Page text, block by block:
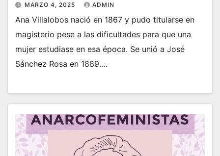
MARZO 4, 2025 ADMIN
Ana Villalobos nació en 1867 y pudo titularse en
magisterio pese a las dificultades para que una
mujer estudiase en esa época. Se unió a José
Sánchez Rosa en 1889.…